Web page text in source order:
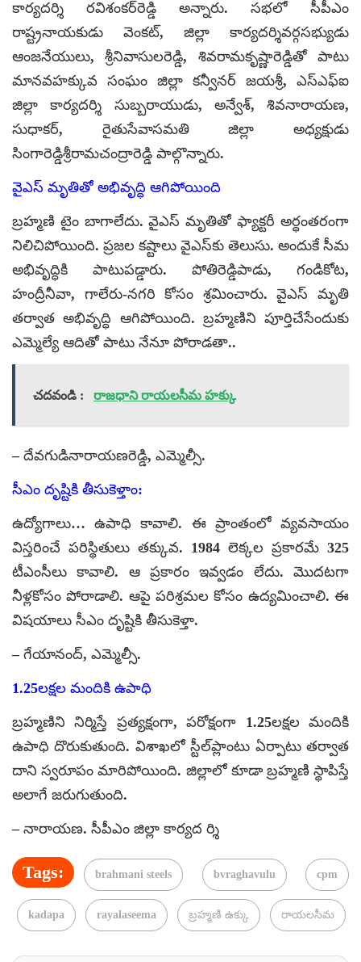
కార్యదర్శి రవిశంకర్‌రెడ్డి అన్నారు. సభలో సీపీఎం
రాష్ట్రనాయకుడు వెంకట్, జిల్లా కార్యదర్శివర్గసభ్యుడు
ఆంజనేయులు, శ్రీనివాసులరెడ్డి, శివరామకృష్ణారెడ్డితో పాటు
మానవహక్కువ సంఘం జిల్లా కన్వీనర్ జయశ్రీ, ఎస్‌ఎఫ్‌ఐ
జిల్లా కార్యదర్శి సుబ్బరాయుడు, అన్వేశ్, శివనారాయణ,
సుధాకర్, రైతుసేవాసమతి జిల్లా అధ్యక్షుడు
సింగారెడ్డిశ్రీరామచంద్రారెడ్డి పాల్గొన్నారు.
వైఎస్ మృతితో అభివృద్ధి ఆగిపోయింది
బ్రహ్మణి టైం బాగాలేదు. వైఎస్ మృతితో ఫ్యాక్టరీ అర్ధంతరంగా
నిలిచిపోయింది. ప్రజల కష్టాలు వైఎస్‌కు తెలుసు. అందుకే సీమ
అభివృద్ధికి పాటుపడ్డారు. పోతిరెడ్డిపాడు, గండికోట,
హంద్రీనీవా, గాలేరు-నగరి కోసం శ్రమించారు. వైఎస్ మృతి
తర్వాత అభివృద్ధి ఆగిపోయింది. బ్రహ్మణిని పూర్తిచేసేందుకు
ఎమ్మెల్యే ఆదితో పాటు నేనూ పోరాడతా..
చదవండి : రాజధాని రాయలసీమ హక్కు
– దేవగుడినారాయణరెడ్డి, ఎమ్మెల్సీ.
సీఎం దృష్టికి తీసుకెళ్తాం:
ఉద్యోగాలు… ఉపాధి కావాలి. ఈ ప్రాంతంలో వ్యవసాయం
విస్తరించే పరిస్థితులు తక్కువ. 1984 లెక్కల ప్రకారమే 325
టీఎంసీలు కావాలి. ఆ ప్రకారం ఇవ్వడం లేదు. మొదటగా
నీళ్లకోసం పోరాడాలి. ఆపై పరిశ్రమల కోసం ఉద్యమించాలి. ఈ
విషయాలు సీఎం దృష్టికి తీసుకెళ్తా.
– గేయానంద్, ఎమ్మెల్సీ.
1.25లక్షల మందికి ఉపాధి
బ్రహ్మణిని నిర్మిస్తే ప్రత్యక్షంగా, పరోక్షంగా 1.25లక్షల మందికి
ఉపాధి దొరుకుతుంది. విశాఖలో స్టీల్‌ప్లాంటు ఏర్పాటు తర్వాత
దాని స్వరూపం మారిపోయింది. జిల్లాలో కూడా బ్రహ్మణి స్థాపిస్తే
అలాగే జరుగుతుంది.
– నారాయణ. సీపీఎం జిల్లా కార్యద ర్శి
Tags: brahmani steels bvraghavulu cpm
kadapa rayalaseema బ్రహ్మణి ఉక్కు రాయలసీమ